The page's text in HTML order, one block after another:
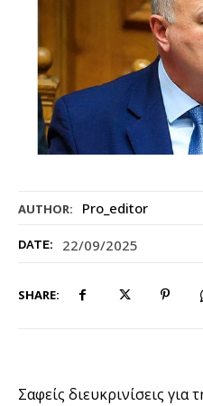
AUTHOR: Pro_editor
DATE: 22/09/2025
SHARE:
Σαφείς διευκρινίσεις για